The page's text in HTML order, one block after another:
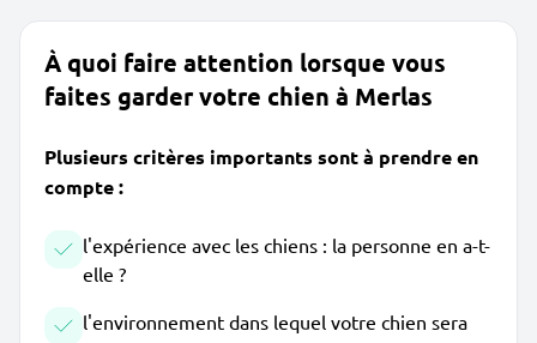
À quoi faire attention lorsque vous
faites garder votre chien à Merlas
Plusieurs critères importants sont à prendre en
compte :
l'expérience avec les chiens : la personne en a-t-
elle ?
l'environnement dans lequel votre chien sera